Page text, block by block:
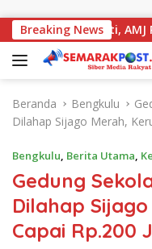
Breaking News
dengan Kajati, AMJ
Beranda Bengkulu
Dilahap Sijago Merah,
Bengkulu, Berita Utama,
Gedung
Dilahap
Capai Rp.200